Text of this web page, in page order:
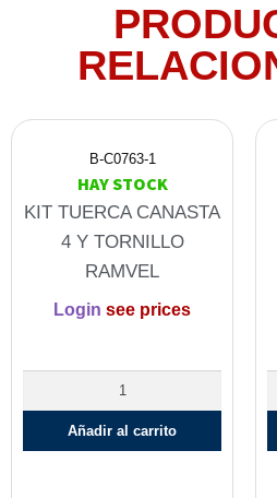
B-C0763-1
HAY STOCK
KIT TUERCA CANASTA
4 Y TORNILLO
RAMVEL
Login see prices
Añadir al carrito